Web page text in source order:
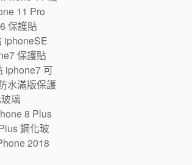
11 Pro
保護貼
iphoneSE
保護貼
iphone7 可
水滿版保護
璃
8 Plus
鋼化玻
2018